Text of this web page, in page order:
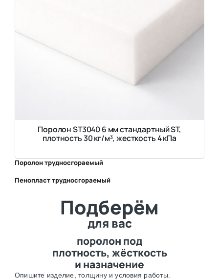
Поролон ST3040 6 мм стандартный ST,
плотность 30 кг/м³, жесткость 4 кПа
Поролон трудносгораемый
Пенопласт трудносгораемый
Подберём
для вас
поролон под
плотность, жёсткость
и назначение
Опишите изделие, толщину и условия работы.